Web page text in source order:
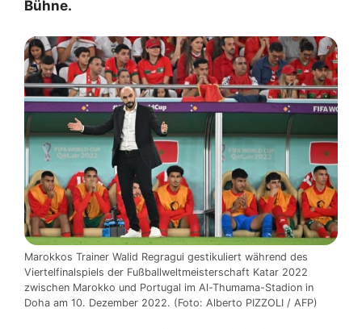
Bühne.
Marokkos Trainer Walid Regragui gestikuliert während des
Viertelfinalspiels der Fußballweltmeisterschaft Katar 2022
zwischen Marokko und Portugal im Al-Thumama-Stadion in
Doha am 10. Dezember 2022. (Foto: Alberto PIZZOLI / AFP)